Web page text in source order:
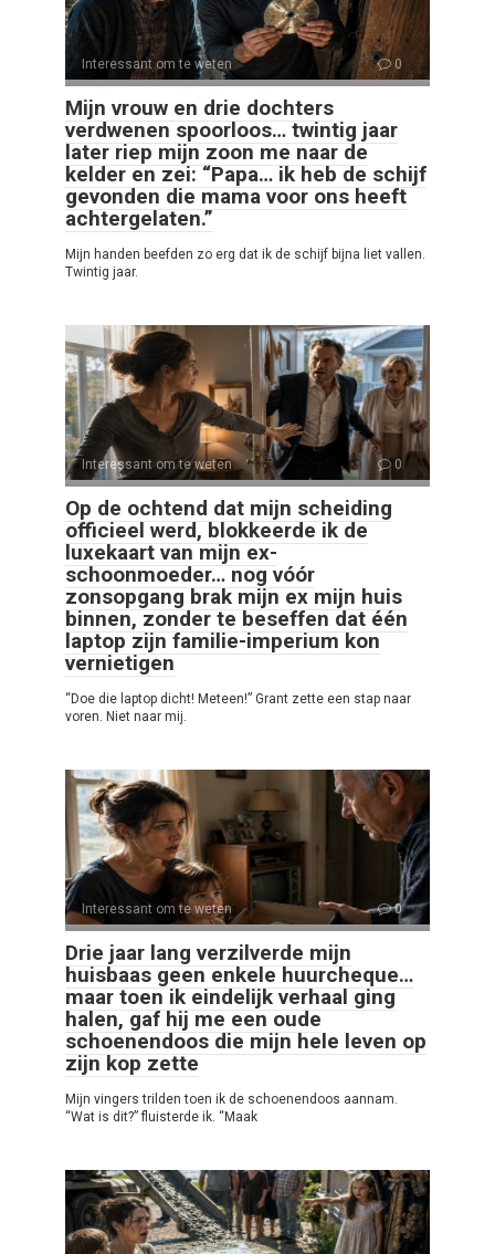
Interessant om te weten 0
Mijn vrouw en drie dochters
verdwenen spoorloos… twintig jaar
later riep mijn zoon me naar de
kelder en zei: “Papa… ik heb de schijf
gevonden die mama voor ons heeft
achtergelaten.”
Mijn handen beefden zo erg dat ik de schijf bijna liet vallen.
Twintig jaar.
Interessant om te weten 0
Op de ochtend dat mijn scheiding
officieel werd, blokkeerde ik de
luxekaart van mijn ex-
schoonmoeder… nog vóór
zonsopgang brak mijn ex mijn huis
binnen, zonder te beseffen dat één
laptop zijn familie-imperium kon
vernietigen
“Doe die laptop dicht! Meteen!” Grant zette een stap naar
voren. Niet naar mij.
Interessant om te weten 0
Drie jaar lang verzilverde mijn
huisbaas geen enkele huurcheque…
maar toen ik eindelijk verhaal ging
halen, gaf hij me een oude
schoenendoos die mijn hele leven op
zijn kop zette
Mijn vingers trilden toen ik de schoenendoos aannam.
“Wat is dit?” fluisterde ik. “Maak